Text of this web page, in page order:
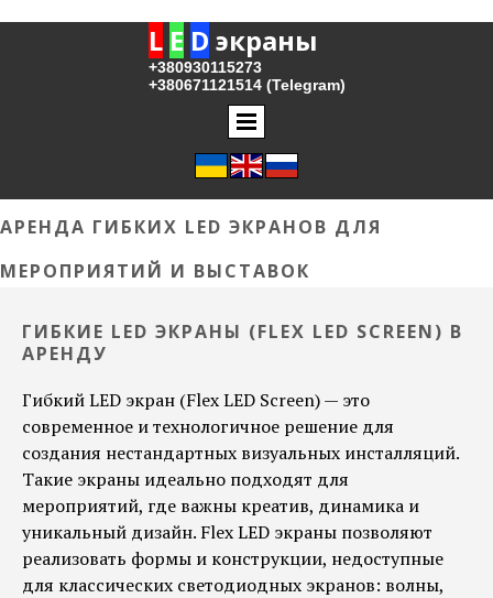
L E D экраны
+380930115273
+380671121514 (Telegram)
АРЕНДА ГИБКИХ LED ЭКРАНОВ ДЛЯ
МЕРОПРИЯТИЙ И ВЫСТАВОК
ГИБКИЕ LED ЭКРАНЫ (FLEX LED SCREEN) В
АРЕНДУ
Гибкий LED экран (Flex LED Screen) — это
современное и технологичное решение для
создания нестандартных визуальных инсталляций.
Такие экраны идеально подходят для
мероприятий, где важны креатив, динамика и
уникальный дизайн. Flex LED экраны позволяют
реализовать формы и конструкции, недоступные
для классических светодиодных экранов: волны,